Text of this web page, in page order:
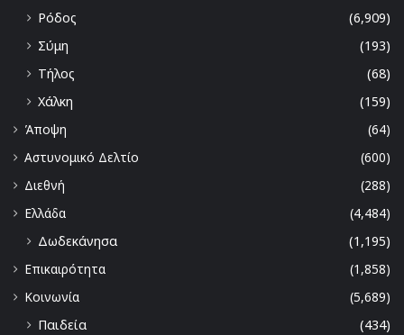
Ρόδος
(6,909)
Σύμη
(193)
Τήλος
(68)
Χάλκη
(159)
Άποψη
(64)
Αστυνομικό Δελτίο
(600)
Διεθνή
(288)
Ελλάδα
(4,484)
Δωδεκάνησα
(1,195)
Επικαιρότητα
(1,858)
Κοινωνία
(5,689)
Παιδεία
(434)